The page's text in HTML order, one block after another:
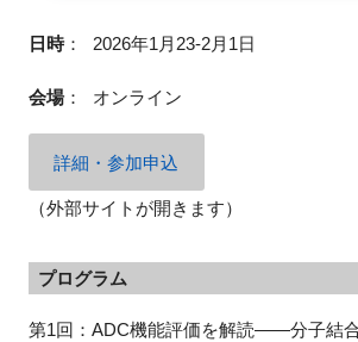
日時： 2026年1月23-2月1日
会場： オンライン
詳細・参加申込
（外部サイトが開きます）
プログラム
第1回：ADC機能評価を解読——分子結